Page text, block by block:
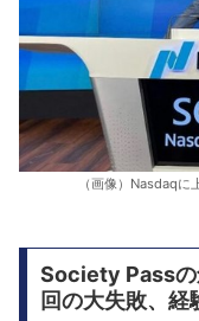
（画像）Nasdaqに
Society Passの
回の大失敗、経